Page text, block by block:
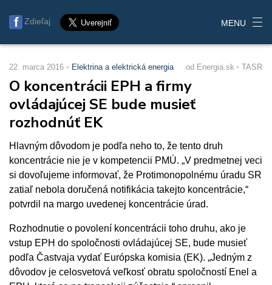
Zdieľaj MENU
22. marca 2016 Elektrina a elektrická energia od Energia.sk TASR
O koncentrácii EPH a firmy
ovládajúcej SE bude musieť
rozhodnúť EK
Hlavným dôvodom je podľa neho to, že tento druh
koncentrácie nie je v kompetencii PMÚ. „V predmetnej veci
si dovoľujeme informovať, že Protimonopolnému úradu SR
zatiaľ nebola doručená notifikácia takejto koncentrácie,“
potvrdil na margo uvedenej koncentrácie úrad.
Rozhodnutie o povolení koncentrácii toho druhu, ako je
vstup EPH do spoločnosti ovládajúcej SE, bude musieť
podľa Častvaja vydať Európska komisia (EK). „Jedným z
dôvodov je celosvetová veľkosť obratu spoločností Enel a